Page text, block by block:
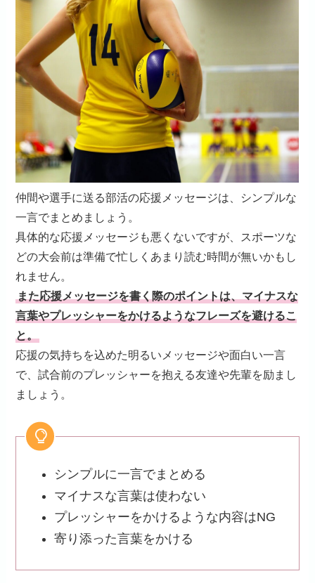
仲間や選手に送る部活の応援メッセージは、シンプルな
一言でまとめましょう。
具体的な応援メッセージも悪くないですが、スポーツな
どの大会前は準備で忙しくあまり読む時間が無いかもし
れません。
また応援メッセージを書く際のポイントは、マイナスな
言葉やプレッシャーをかけるようなフレーズを避けるこ
と。
応援の気持ちを込めた明るいメッセージや面白い一言
で、試合前のプレッシャーを抱える友達や先輩を励まし
ましょう。
シンプルに一言でまとめる
マイナスな言葉は使わない
プレッシャーをかけるような内容はNG
寄り添った言葉をかける